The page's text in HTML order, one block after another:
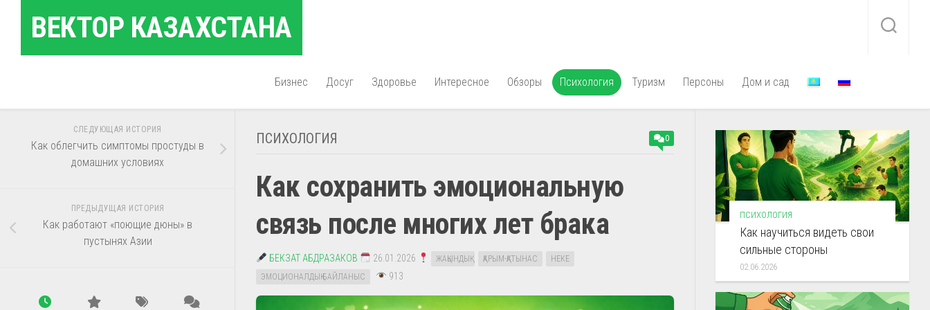
содержаниюВЕКТОР КАЗАХСТАНА
Бизнес Досуг Здоровье Интересное Обзоры Психология Туризм Персоны Дом и сад
ПСИХОЛОГИЯ 0
Как сохранить эмоциональную
связь после многих лет брака
БЕКЗАТ АБДРАЗАКОВ 26.01.2026 ЖАҚЫНДЫҚ ҚАРЫМ-ҚАТЫНАС
НЕКЕ
ЭМОЦИОНАЛДЫҚ БАЙЛАНЫС
913
СЛЕДУЮЩАЯ ИСТОРИЯ
Как облегчить симптомы простуды в
домашних условиях
ПРЕДЫДУЩАЯ ИСТОРИЯ
Как работают «поющие дюны» в
пустынях Азии
ПСИХОЛОГИЯ
Как научиться видеть свои
сильные стороны
02.06.2026